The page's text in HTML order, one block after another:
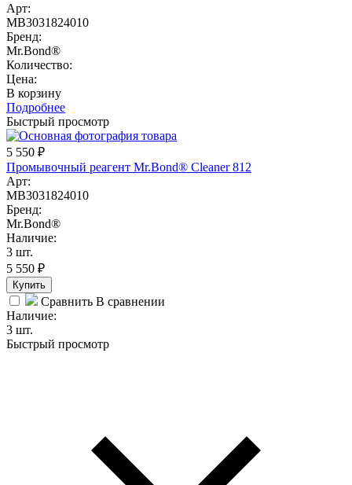
Арт:
MB3031824010
Бренд:
Mr.Bond®
Количество:
Цена:
В корзину
Подробнее
Быстрый просмотр
5 550 ₽
Промывочный реагент Mr.Bond® Cleaner 812
Арт:
MB3031824010
Бренд:
Mr.Bond®
Наличие:
3 шт.
5 550 ₽
Купить
Сравнить В сравнении
Наличие:
3 шт.
Быстрый просмотр